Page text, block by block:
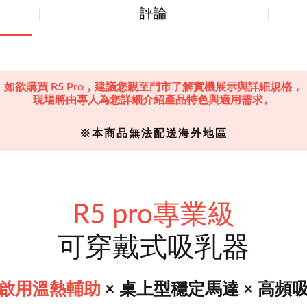
評論
如欲購買 R5 Pro，建議您親至門市了解實機展示與詳細規格，
現場將由專人為您詳細介紹產品特色與適用需求。
※本商品無法配送海外地區
R5 pro專業級
可穿戴式吸乳器
用溫熱輔助 × 桌上型穩定馬達 × 高頻